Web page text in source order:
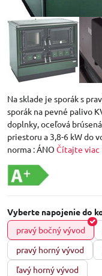
Na sklade je sporák s
sporák na pevné palivo
doplnky, oceľová
priestoru a 3,8-6 kW do
norma : ÁNO Čítajte viac
Vyberte napojenie do
pravý bočný vývod
pravý horný vývod
ľavý horný vývod